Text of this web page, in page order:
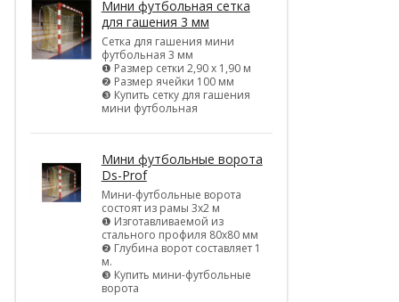
Мини футбольная сетка
для гашения 3 мм
Сетка для гашения мини
футбольная 3 мм
❶ Размер сетки 2,90 х 1,90 м
❷ Размер ячейки 100 мм
❸ Купить сетку для гашения
мини футбольная
Мини футбольные ворота
Ds-Prof
Мини-футбольные ворота
состоят из рамы 3х2 м
❶ Изготавливаемой из
стального профиля 80х80 мм
❷ Глубина ворот составляет 1
м.
❸ Купить мини-футбольные
ворота